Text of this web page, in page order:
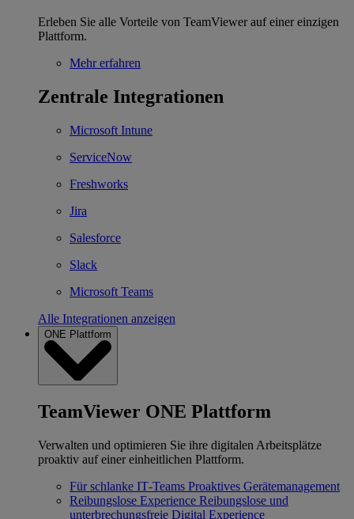
Erleben Sie alle Vorteile von TeamViewer auf einer einzigen
Plattform.
Mehr erfahren
Zentrale Integrationen
Microsoft Intune
ServiceNow
Freshworks
Jira
Salesforce
Slack
Microsoft Teams
Alle Integrationen anzeigen
ONE Plattform
TeamViewer ONE Plattform
Verwalten und optimieren Sie ihre digitalen Arbeitsplätze
proaktiv auf einer einheitlichen Plattform.
Für schlanke IT‐Teams Proaktives Gerätemanagement
Reibungslose Experience Reibungslose und
unterbrechungsfreie Digital Experience